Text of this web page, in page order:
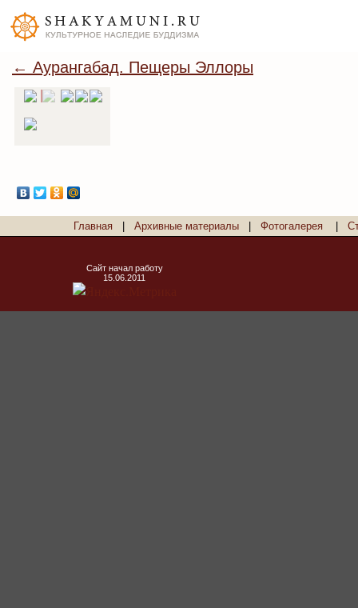
← Аурангабад. Пещеры Эллоры
Главная Архивные материалы Фотогалерея
Сайт начал работу
15.06.2011